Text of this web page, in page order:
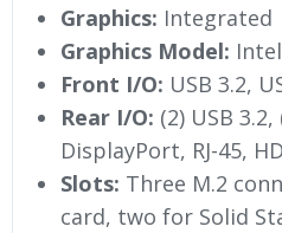
Graphics: Integrated
Graphics Model:
Front I/O: USB 3.2,
Rear I/O: (2) USB 3.2,
DisplayPort, RJ-45,
Slots: Three M.2
card, two for Solid